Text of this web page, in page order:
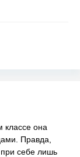
классе она
Правда,
при себе лишь